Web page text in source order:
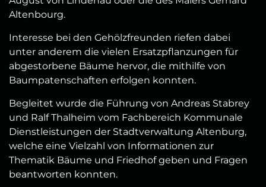
Altenbourg.
Interesse bei den Gehölzfreunden riefen dabei
unter anderem die vielen Ersatzpflanzungen für
abgestorbene Bäume hervor, die mithilfe von
Baumpatenschaften erfolgen konnten.
Begleitet wurde die Führung von Andreas Stabrey
und Ralf Thalheim vom Fachbereich Kommunale
Dienstleistungen der Stadtverwaltung Altenburg,
welche eine Vielzahl von Informationen zur
Thematik Bäume und Friedhof geben und Fragen
beantworten konnten.